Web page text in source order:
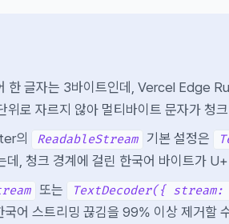
한 글자는 3바이트인데, Vercel Edge
위로 자르지 않아 멀티바이트 문자가 청
의
ReadableStream 기본 설정은
데, 청크 경계에 걸린 한국어 바이트가
또는 TextDecoder({
국어 스트리밍 끊김을 99% 이상 제거할